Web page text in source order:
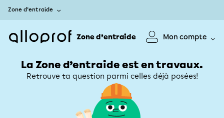
Zone d’entraide
Zone d’entraide Mon compte
La Zone d’entraide est en travaux.
Retrouve ta question parmi celles déjà posées!